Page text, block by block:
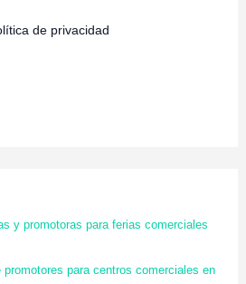
de privacidad
y promotoras para ferias comerciales
para centros comerciales en